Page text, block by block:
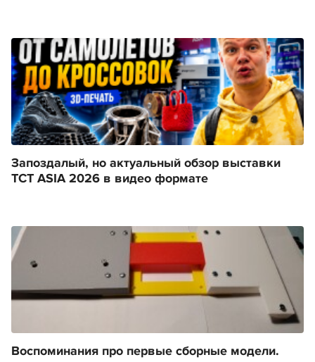
Запоздалый, но актуальный обзор выставки
TCT ASIA 2026 в видео формате
Воспоминания про первые сборные модели.